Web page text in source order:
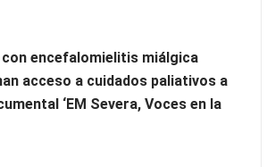
solar: la importancia de revisar manchas
encefalomielitis miálgica
acceso a cuidados paliativos a
‘EM Severa, Voces en la